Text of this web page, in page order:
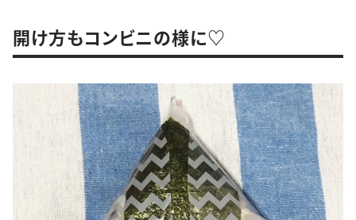
開け方もコンビニの様に♡